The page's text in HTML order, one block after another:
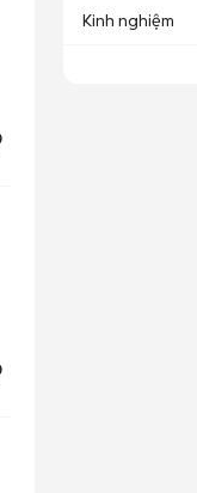
Kinh nghiệm